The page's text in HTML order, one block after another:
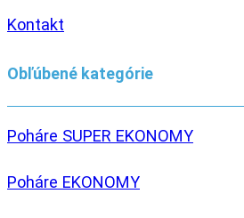
Kontakt
Obľúbené kategórie
Poháre SUPER EKONOMY
Poháre EKONOMY